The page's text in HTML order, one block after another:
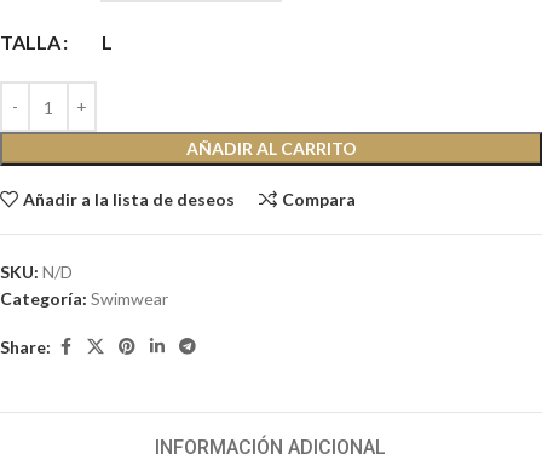
TALLA L
AÑADIR AL CARRITO
Añadir a la lista de deseos Compara
SKU: N/D
Categoría: Swimwear
Share:
INFORMACIÓN ADICIONAL